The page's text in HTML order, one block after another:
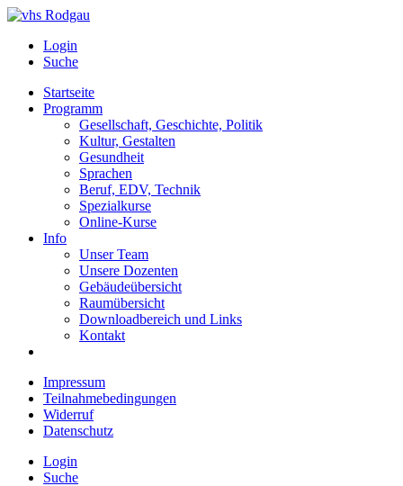
Login
Suche
Startseite
Programm
Gesellschaft, Geschichte, Politik
Kultur, Gestalten
Gesundheit
Sprachen
Beruf, EDV, Technik
Spezialkurse
Online-Kurse
Info
Unser Team
Unsere Dozenten
Gebäudeübersicht
Raumübersicht
Downloadbereich und Links
Kontakt
Impressum
Teilnahmebedingungen
Widerruf
Datenschutz
Login
Suche